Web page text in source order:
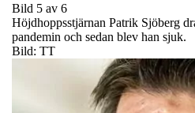
Bild 5 av 6
Höjdhoppsstjärnan Patrik Sjöberg
pandemin och sedan blev han sjuk.
Bild: TT